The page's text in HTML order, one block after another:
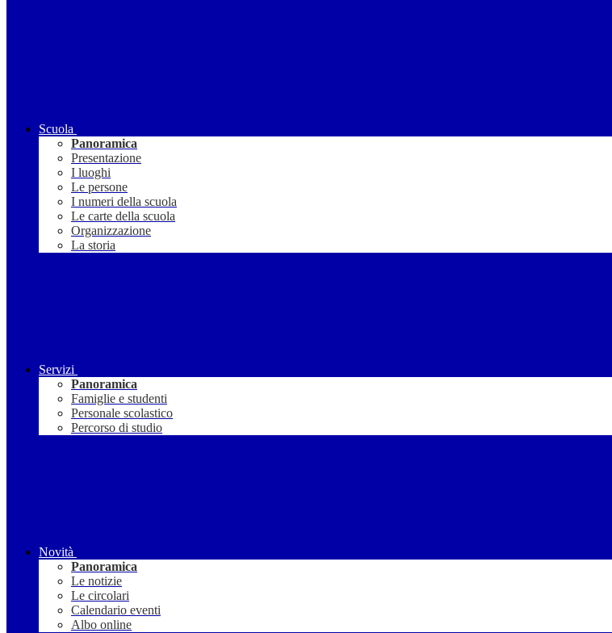
Scuola
Panoramica
Presentazione
I luoghi
Le persone
I numeri della scuola
Le carte della scuola
Organizzazione
La storia
Servizi
Panoramica
Famiglie e studenti
Personale scolastico
Percorso di studio
Novità
Panoramica
Le notizie
Le circolari
Calendario eventi
Albo online